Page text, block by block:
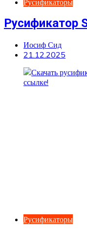
Русификатор
Иосиф Сид
21.12.2025
Русификаторы